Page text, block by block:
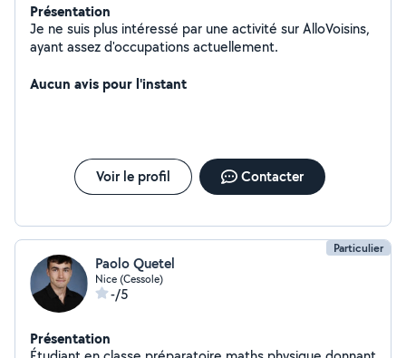
Présentation
Je ne suis plus intéressé par une activité sur AlloVoisins,
ayant assez d'occupations actuellement.
Aucun avis pour l'instant
Voir le profil Contacter
Particulier
Paolo Quetel
Nice (Cessole)
-/5
Présentation